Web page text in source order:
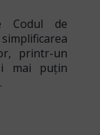
Codul de
simplificarea
, printr-un
mai puțin